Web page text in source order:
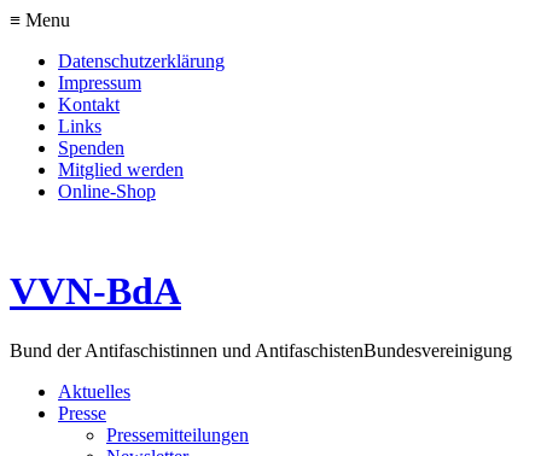
≡ Menu
Datenschutzerklärung
Impressum
Kontakt
Links
Spenden
Mitglied werden
Online-Shop
VVN-BdA
Bund der Antifaschistinnen und AntifaschistenBundesvereinigung
Aktuelles
Presse
Pressemitteilungen